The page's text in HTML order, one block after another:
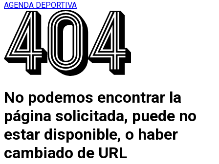
AGENDA DEPORTIVA
No podemos encontrar la
página solicitada, puede no
estar disponible, o haber
cambiado de URL